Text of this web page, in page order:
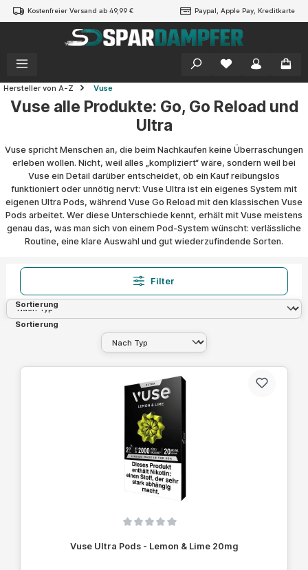
springen
Kostenfreier Versand ab 49,99 € Paypal, Apple Pay, Kreditkarte
Hersteller von A-Z Vuse
Vuse alle Produkte: Go, Go Reload und
Ultra
Vuse spricht Menschen an, die beim Nachkaufen keine Überraschungen
erleben wollen. Nicht, weil alles „kompliziert“ wäre, sondern weil bei
Vuse ein Detail darüber entscheidet, ob ein Kauf reibungslos
funktioniert oder unnötig nervt: Vuse Ultra ist ein eigenes System mit
eigenen Ultra Pods, während Vuse Go Reload mit den klassischen Vuse
Pods arbeitet. Wer diese Unterschiede kennt, erhält mit Vuse meistens
genau das, was man sich von einem Pod-System wünscht: verlässliche
Routine, eine klare Auswahl und gut wiederzufindende Sorten.
Filter
Sortierung
Sortierung
Vuse Ultra Pods - Lemon & Lime 20mg